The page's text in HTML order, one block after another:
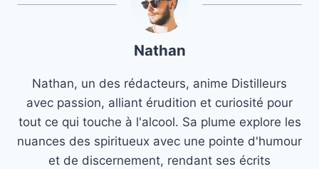
Nathan
Nathan, un des rédacteurs, anime Distilleurs
avec passion, alliant érudition et curiosité pour
tout ce qui touche à l'alcool. Sa plume explore les
nuances des spiritueux avec une pointe d'humour
et de discernement, rendant ses écrits